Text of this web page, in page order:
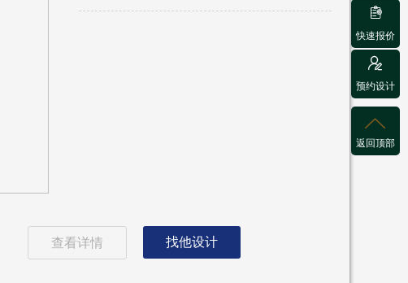

快速报价

预约设计

返回顶部
查看详情 找他设计